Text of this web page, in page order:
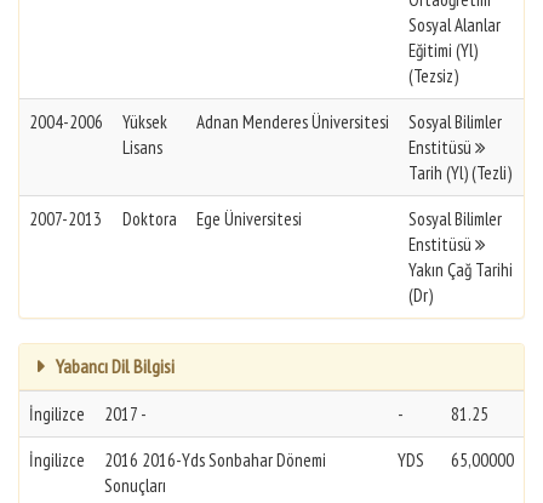
Sosyal Alanlar
Eğitimi (Yl)
(Tezsiz)
2004-2006
Yüksek
Lisans
Adnan Menderes Üniversitesi
Sosyal Bilimler
Enstitüsü
Tarih (Yl) (Tezli)
2007-2013
Doktora Ege Üniversitesi
Sosyal Bilimler
Enstitüsü
Yakın Çağ Tarihi
(Dr)
Yabancı Dil Bilgisi
İngilizce 2017 - -
81.25
İngilizce
2016 2016-Yds Sonbahar Dönemi
Sonuçları
YDS 65,00000